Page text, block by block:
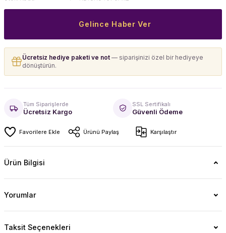
Gelince Haber Ver
Ücretsiz hediye paketi ve not — siparişinizi özel bir hediyeye
dönüştürün.
Tüm Siparişlerde
Ücretsiz Kargo
SSL Sertifikalı
Güvenli Ödeme
Ürünü Paylaş Karşılaştır
Ürün Bilgisi
Yorumlar
Taksit Seçenekleri